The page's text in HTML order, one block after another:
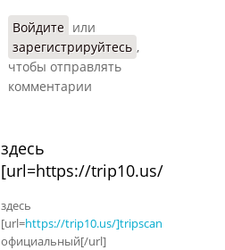
Войдите или
зарегистрируйтесь ,
чтобы отправлять
комментарии
здесь
[url=https://trip10.us/
здесь
[url=https://trip10.us/]tripscan
официальный[/url]